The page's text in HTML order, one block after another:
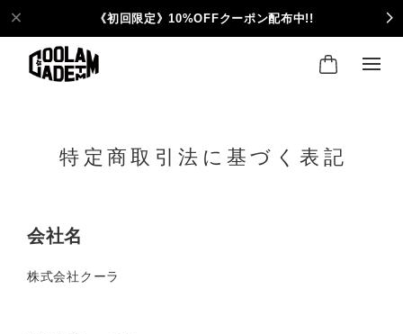
《初回限定》10%OFFクーポン配布中!!
特定商取引法に基づく表記
会社名
株式会社クーラ